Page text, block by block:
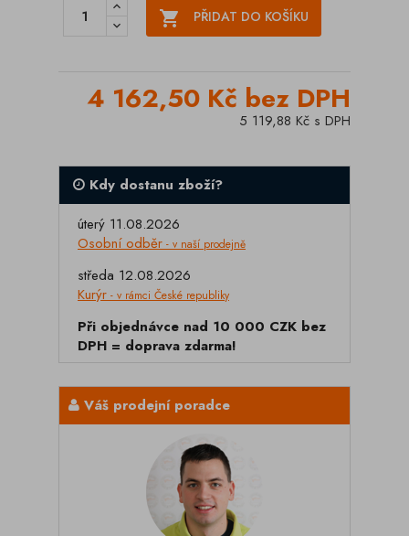
 PŘIDAT DO KOŠÍKU
4 162,50 Kč bez DPH
5 119,88 Kč s DPH
Kdy dostanu zboží?
úterý 11.08.2026
Osobní odběr - v naší prodejně
středa 12.08.2026
Kurýr - v rámci České republiky
Při objednávce nad 10 000 CZK bez
DPH = doprava zdarma!
Váš prodejní poradce